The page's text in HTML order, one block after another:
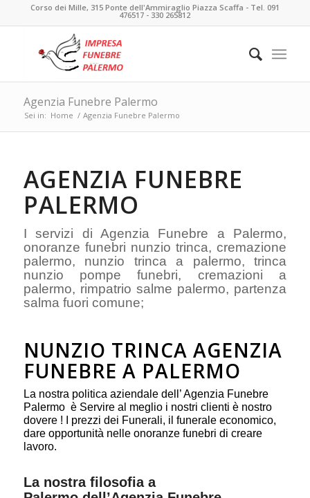
Corso dei Mille, 315 Ponte dell'Ammiraglio Piazza Scaffa - Tel. 091
476517 - 330 265812
Agenzia Funebre Palermo
Sei in: Home / Agenzia Funebre Palermo
AGENZIA FUNEBRE
PALERMO
I servizi di Agenzia Funebre a Palermo,
onoranze funebri nunzio trinca, cremazione
palermo, nunzio trinca a palermo, trinca
nunzio pompe funebri, cremazioni a
palermo, rimpatrio salme palermo, partenza
salma fuori comune;
NUNZIO TRINCA AGENZIA
FUNEBRE A PALERMO
La nostra politica aziendale dell’ Agenzia Funebre
Palermo è Servire al meglio i nostri clienti è nostro
dovere ! I prezzi dei Funerali, il funerale economico,
dare opportunità nelle onoranze funebri di creare
lavoro.
La nostra filosofia a